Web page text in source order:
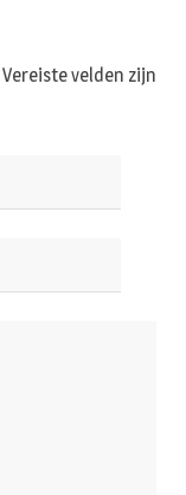
Vereiste velden zijn